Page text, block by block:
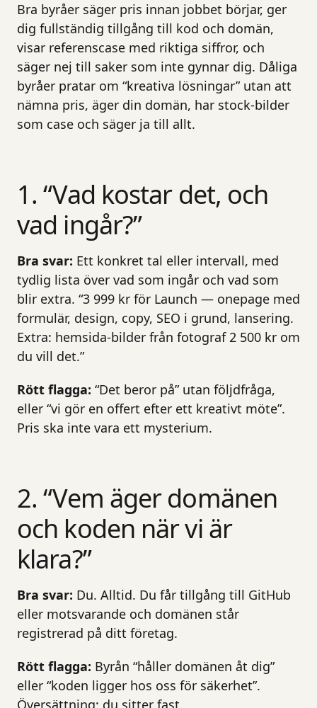
Bra byråer säger pris innan jobbet börjar, ger
dig fullständig tillgång till kod och domän,
visar referenscase med riktiga siffror, och
säger nej till saker som inte gynnar dig. Dåliga
byråer pratar om “kreativa lösningar” utan att
nämna pris, äger din domän, har stock-bilder
som case och säger ja till allt.
1. “Vad kostar det, och
vad ingår?”
Bra svar: Ett konkret tal eller intervall, med
tydlig lista över vad som ingår och vad som
blir extra. “3 999 kr för Launch — onepage med
formulär, design, copy, SEO i grund, lansering.
Extra: hemsida-bilder från fotograf 2 500 kr om
du vill det.”
Rött flagga: “Det beror på” utan följdfråga,
eller “vi gör en offert efter ett kreativt möte”.
Pris ska inte vara ett mysterium.
2. “Vem äger domänen
och koden när vi är
klara?”
Bra svar: Du. Alltid. Du får tillgång till GitHub
eller motsvarande och domänen står
registrerad på ditt företag.
Rött flagga: Byrån “håller domänen åt dig”
eller “koden ligger hos oss för säkerhet”.
Översättning: du sitter fast.